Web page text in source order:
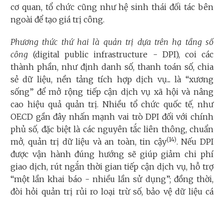
cơ quan, tổ chức cũng như hệ sinh thái đối tác bên
ngoài để tạo giá trị công.
Phương thức thứ hai là quản trị dựa trên hạ tầng số
công (digital public infrastructure - DPI), coi các
thành phần, như định danh số, thanh toán số, chia
sẻ dữ liệu, nền tảng tích hợp dịch vụ... là “xương
sống” để mở rộng tiếp cận dịch vụ xã hội và nâng
cao hiệu quả quản trị. Nhiều tổ chức quốc tế, như
OECD gần đây nhấn mạnh vai trò DPI đối với chính
phủ số, đặc biệt là các nguyên tắc liên thông, chuẩn
mở, quản trị dữ liệu và an toàn, tin cậy(14). Nếu DPI
được vận hành đúng hướng sẽ giúp giảm chi phí
giao dịch, rút ngắn thời gian tiếp cận dịch vụ, hỗ trợ
“một lần khai báo - nhiều lần sử dụng”; đồng thời,
đòi hỏi quản trị rủi ro loại trừ số, bảo vệ dữ liệu cá